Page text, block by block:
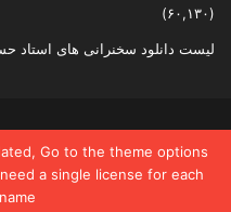
Go to the theme options
a single license for each
(۶۰,۱۳۰)
لیست دانلود سخنرانی های استاد